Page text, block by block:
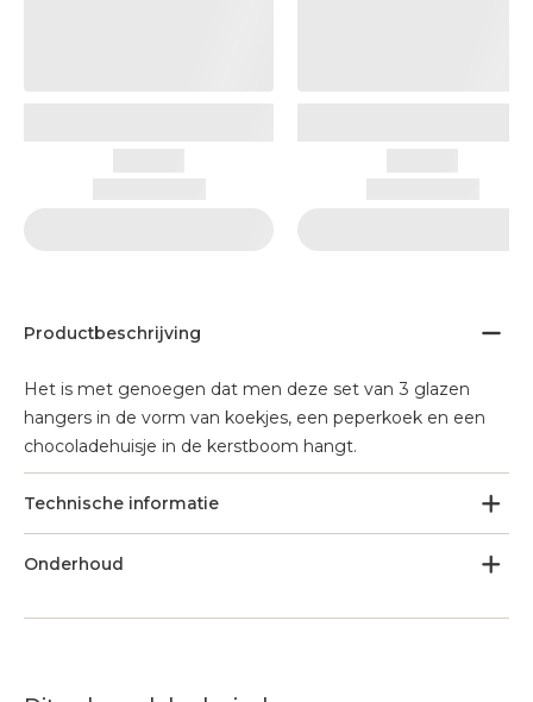
Productbeschrijving
Het is met genoegen dat men deze set van 3 glazen
hangers in de vorm van koekjes, een peperkoek en een
chocoladehuisje in de kerstboom hangt.
Technische informatie
Onderhoud